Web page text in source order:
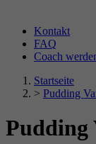
Kontakt
FAQ
Coach
Startseite
> Pudding
Pudding